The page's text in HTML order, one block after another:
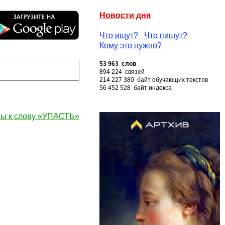
Новости дня
Что ищут?
Что пишут?
Кому это нужно?
53 963 слов
894 224 связей
214 227 380 байт обучающих текстов
56 452 528 байт индекса
к слову «УПАСТЬ»